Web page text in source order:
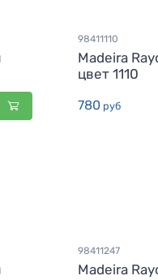
98411110
Madeira
цвет 1110
780 руб
98411247
Madeira